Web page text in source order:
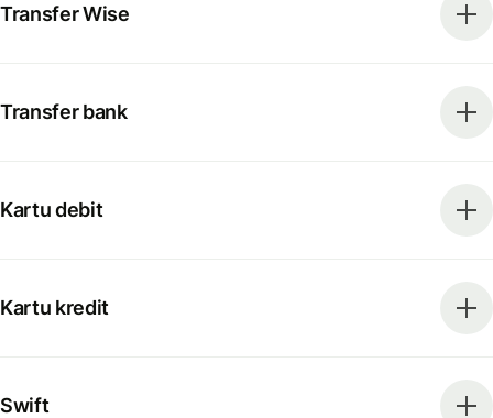
Transfer Wise
Transfer bank
Kartu debit
Kartu kredit
Swift